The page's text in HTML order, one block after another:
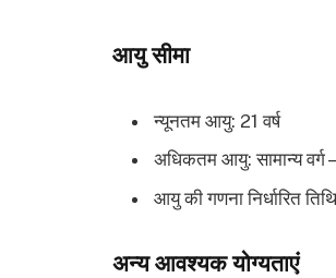
आयु सीमा
न्यूनतम आयु: 21 वर्ष
अधिकतम आयु: सामान्य वर्ग
आयु की गणना निर्धारित
अन्य आवश्यक योग्यताएं